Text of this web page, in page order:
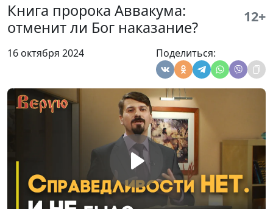
Книга пророка Аввакума:
отменит ли Бог наказание?
12+
16 октября 2024 Поделиться:
обещания
священнослужитель,
доктор богословия
Бог Творец: всё из
Всеволод Андрусяк,
священнослужитель,
Законы духовного
Всеволод Андрусяк,
священнослужитель,
доктор богословия
Послание к
Лаодикийской церкви
— послание ко мне?
Андрей Юнак,
священнослужитель
#556